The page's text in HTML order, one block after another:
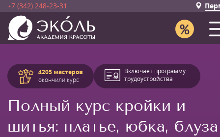
+7 (342) 248-23-31
4205 мастеров
окончили курс
Включает программу
трудоустройства
Полный курс кройки и
шитья: платье, юбка, блуза